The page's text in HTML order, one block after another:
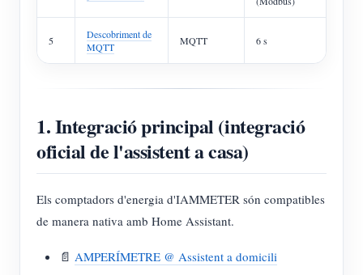
5
Descobriment de
MQTT
MQTT 6 s
1. Integració principal (integració
oficial de l'assistent a casa)
Els comptadors d'energia d'IAMMETER són compatibles
de manera nativa amb Home Assistant.
📄 AMPERÍMETRE @ Assistent a domicili